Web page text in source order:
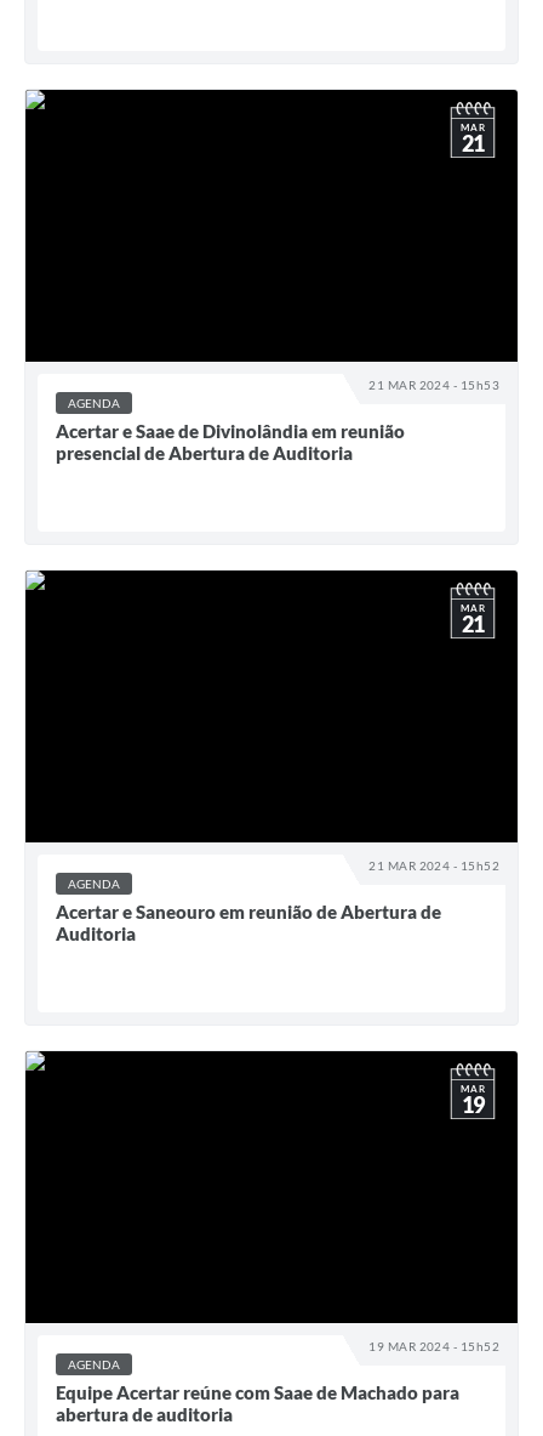
21 MAR 2024 - 15h53
MAR
21
AGENDA
Acertar e Saae de Divinolândia em reunião
presencial de Abertura de Auditoria
21 MAR 2024 - 15h52
MAR
21
AGENDA
Acertar e Saneouro em reunião de Abertura de
Auditoria
19 MAR 2024 - 15h52
MAR
19
AGENDA
Equipe Acertar reúne com Saae de Machado para
abertura de auditoria